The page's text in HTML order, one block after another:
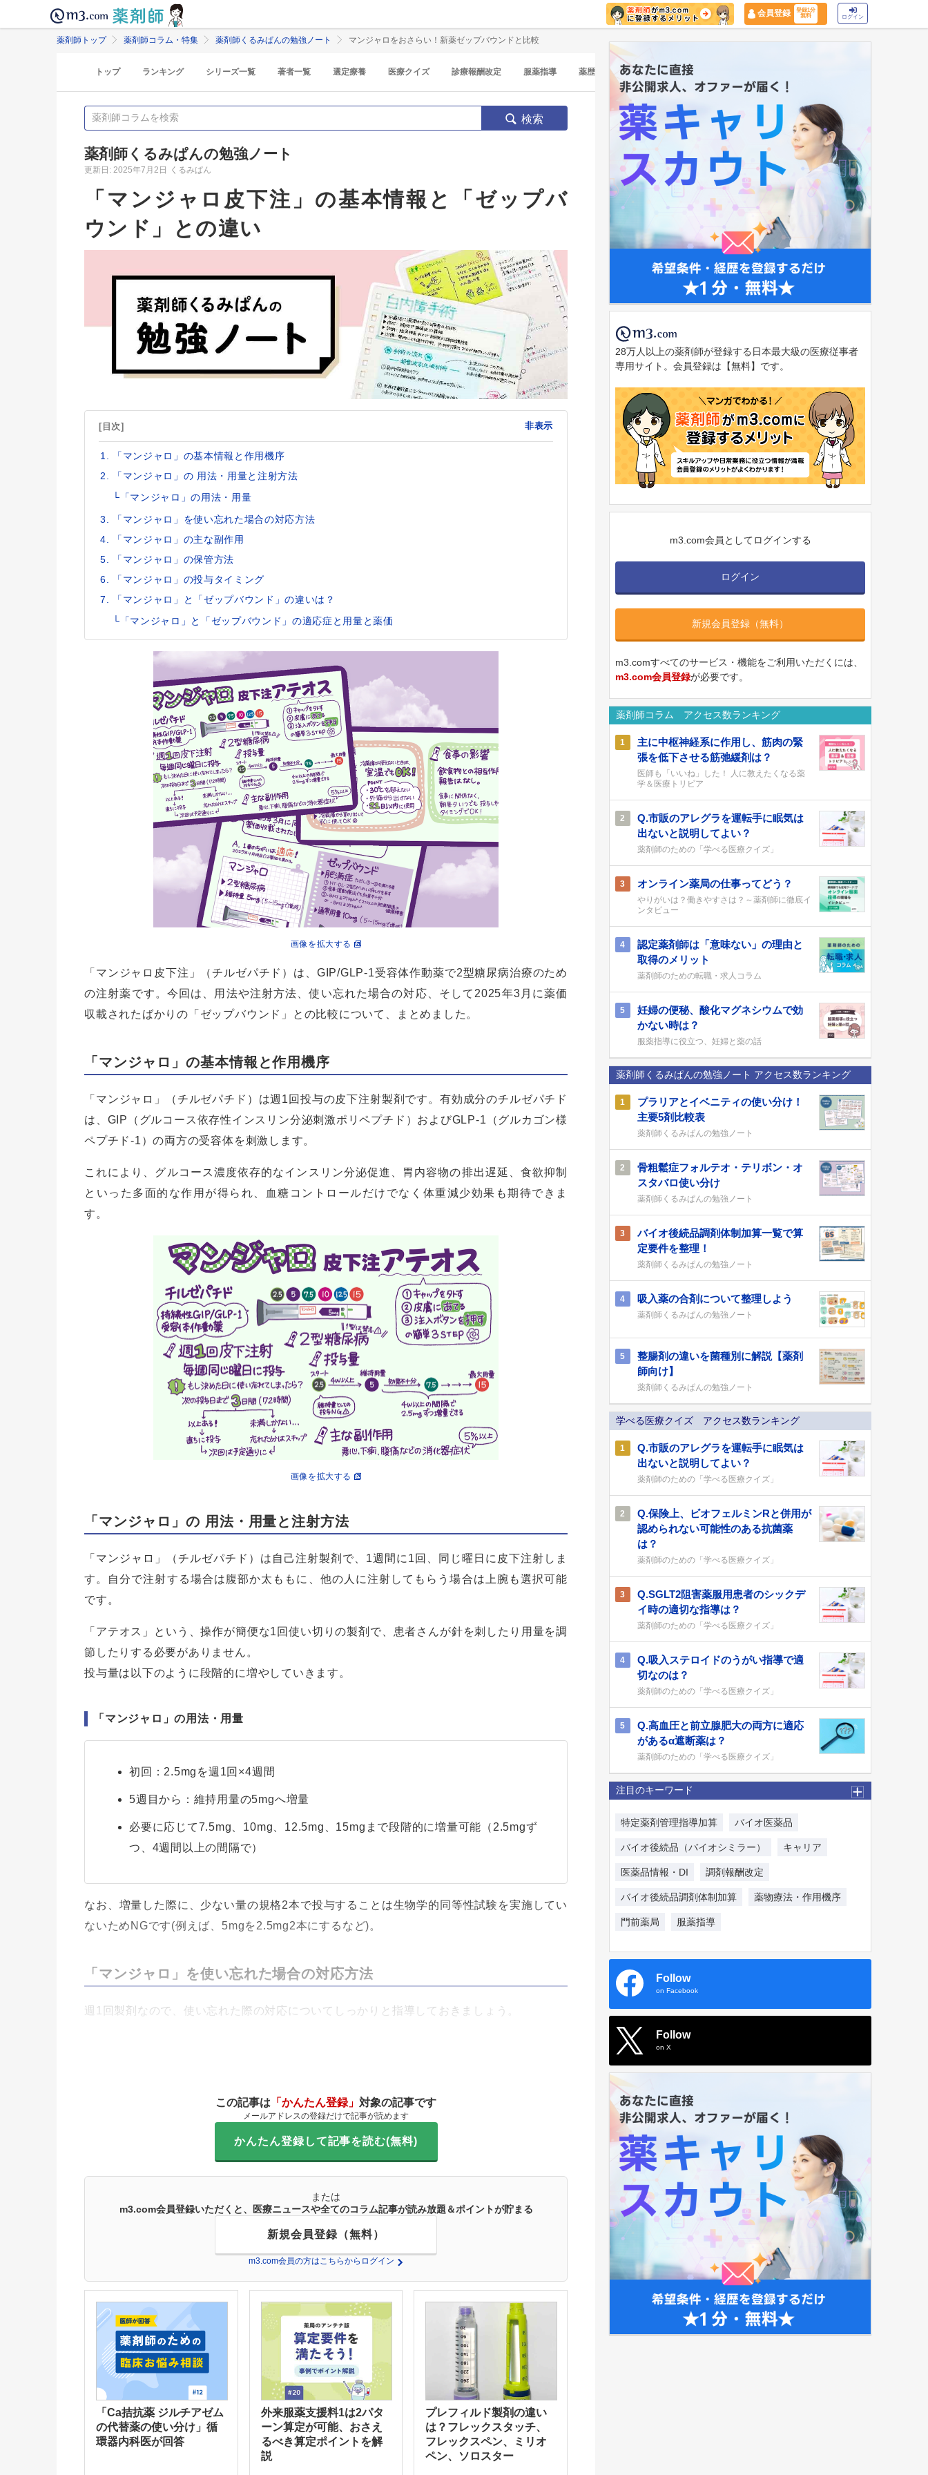
会員登録
登録1分
無料
ログイン
薬剤師トップ 薬剤師コラム・特集 薬剤師くるみぱんの勉強ノート マンジャロをおさらい！新薬ゼップバウンドと比較
トップ ランキング シリーズ一覧 著者一覧 選定療養 医療クイズ 診療報酬改定 服薬指導 薬歴 マイナ保険証
検索
薬剤師くるみぱんの勉強ノート
更新日: 2025年7月2日 くるみぱん
「マンジャロ皮下注」の基本情報と「ゼップバ
ウンド」との違い
[目次] 非表示
「マンジャロ」の基本情報と作用機序
「マンジャロ」の 用法・用量と注射方法
└「マンジャロ」の用法・用量
「マンジャロ」を使い忘れた場合の対応方法
「マンジャロ」の主な副作用
「マンジャロ」の保管方法
「マンジャロ」の投与タイミング
「マンジャロ」と「ゼップバウンド」の違いは？
└「マンジャロ」と「ゼップバウンド」の適応症と用量と薬価
画像を拡大する
「マンジャロ皮下注」（チルゼパチド）は、GIP/GLP-1受容体作動薬で2型糖尿病治療のため
の注射薬です。今回は、用法や注射方法、使い忘れた場合の対応、そして2025年3月に薬価
収載されたばかりの「ゼップバウンド」との比較について、まとめました。
「マンジャロ」の基本情報と作用機序
「マンジャロ」（チルゼパチド）は週1回投与の皮下注射製剤です。有効成分のチルゼパチド
は、GIP（グルコース依存性インスリン分泌刺激ポリペプチド）およびGLP-1（グルカゴン様
ペプチド-1）の両方の受容体を刺激します。
これにより、グルコース濃度依存的なインスリン分泌促進、胃内容物の排出遅延、食欲抑制
といった多面的な作用が得られ、血糖コントロールだけでなく体重減少効果も期待できま
す。
画像を拡大する
「マンジャロ」の 用法・用量と注射方法
「マンジャロ」（チルゼパチド）は自己注射製剤で、1週間に1回、同じ曜日に皮下注射しま
す。自分で注射する場合は腹部か太ももに、他の人に注射してもらう場合は上腕も選択可能
です。
「アテオス」という、操作が簡便な1回使い切りの製剤で、患者さんが針を刺したり用量を調
節したりする必要がありません。
投与量は以下のように段階的に増やしていきます。
「マンジャロ」の用法・用量
初回：2.5mgを週1回×4週間
5週目から：維持用量の5mgへ増量
必要に応じて7.5mg、10mg、12.5mg、15mgまで段階的に増量可能（2.5mgず
つ、4週間以上の間隔で）
なお、増量した際に、少ない量の規格2本で投与することは生物学的同等性試験を実施してい
ないためNGです(例えば、5mgを2.5mg2本にするなど)。
「マンジャロ」を使い忘れた場合の対応方法
週1回製剤なので、使い忘れた際の対応についてしっかりと指導しておきましょう。
この記事は 「かんたん登録」 対象の記事です
メールアドレスの登録だけで記事が読めます
かんたん登録して記事を読む(無料)
または
m3.com会員登録いただくと、医療ニュースや全てのコラム記事が読み放題＆ポイントが貯まる
新規会員登録（無料）
m3.com会員の方はこちらからログイン
「Ca拮抗薬 ジルチアゼム
の代替薬の使い分け」循
環器内科医が回答
外来服薬支援料1は2パタ
ーン算定が可能、おさえ
るべき算定ポイントを解
説
プレフィルド製剤の違い
は？フレックスタッチ、
フレックスペン、ミリオ
ペン、ソロスター
28万人以上の薬剤師が登録する日本最大級の医療従事者
専用サイト。会員登録は【無料】です。
m3.com会員としてログインする
ログイン
新規会員登録（無料）
m3.comすべてのサービス・機能をご利用いただくには、
m3.com会員登録が必要です。
薬剤師コラム アクセス数ランキング
1
主に中枢神経系に作用し、筋肉の緊
張を低下させる筋弛緩剤は？
医師も「いいね」した！ 人に教えたくなる薬
学＆医療トリビア
2
Q.市販のアレグラを運転手に眠気は
出ないと説明してよい？
薬剤師のための「学べる医療クイズ」
3 オンライン薬局の仕事ってどう？
やりがいは？働きやすさは？～薬剤師に徹底イ
ンタビュー
4
認定薬剤師は「意味ない」の理由と
取得のメリット
薬剤師のための転職・求人コラム
5
妊婦の便秘、酸化マグネシウムで効
かない時は？
服薬指導に役立つ、妊婦と薬の話
薬剤師くるみぱんの勉強ノート アクセス数ランキング
1
プラリアとイベニティの使い分け！
主要5剤比較表
薬剤師くるみぱんの勉強ノート
2
骨粗鬆症フォルテオ・テリボン・オ
スタバロ使い分け
薬剤師くるみぱんの勉強ノート
3
バイオ後続品調剤体制加算一覧で算
定要件を整理！
薬剤師くるみぱんの勉強ノート
4 吸入薬の合剤について整理しよう
薬剤師くるみぱんの勉強ノート
5
整腸剤の違いを菌種別に解説【薬剤
師向け】
薬剤師くるみぱんの勉強ノート
学べる医療クイズ アクセス数ランキング
1
Q.市販のアレグラを運転手に眠気は
出ないと説明してよい？
薬剤師のための「学べる医療クイズ」
2
Q.保険上、ビオフェルミンRと併用が
認められない可能性のある抗菌薬
は？
薬剤師のための「学べる医療クイズ」
3
Q.SGLT2阻害薬服用患者のシックデ
イ時の適切な指導は？
薬剤師のための「学べる医療クイズ」
4
Q.吸入ステロイドのうがい指導で適
切なのは？
薬剤師のための「学べる医療クイズ」
5
Q.高血圧と前立腺肥大の両方に適応
があるα遮断薬は？
薬剤師のための「学べる医療クイズ」
注目のキーワード
特定薬剤管理指導加算 バイオ医薬品
バイオ後続品（バイオシミラー） キャリア
医薬品情報・DI 調剤報酬改定
バイオ後続品調剤体制加算 薬物療法・作用機序
門前薬局 服薬指導
Follow
on Facebook
Follow
on X